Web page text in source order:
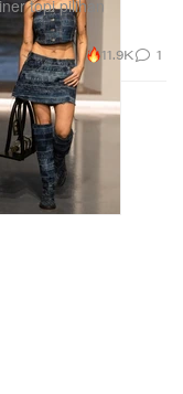
topi pilihan
11.9K 1